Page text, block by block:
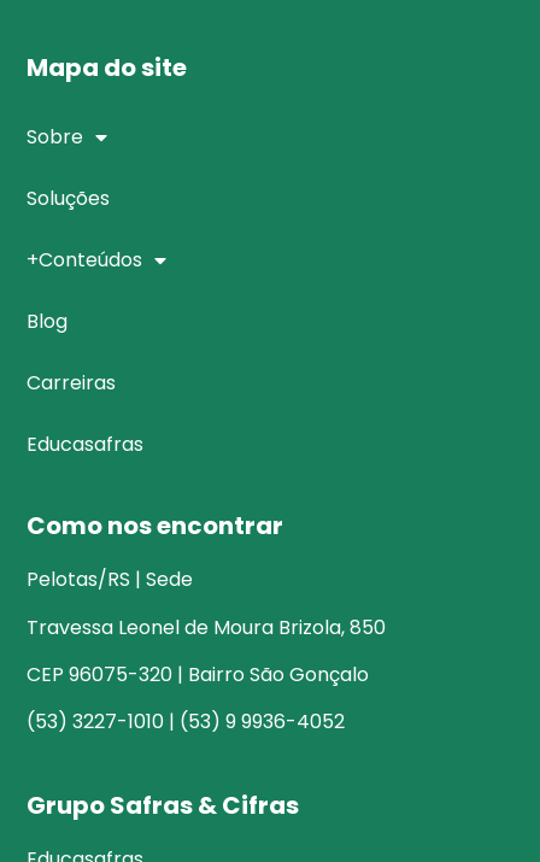
Mapa do site
Sobre
Soluções
+Conteúdos
Blog
Carreiras
Educasafras
Como nos encontrar
Pelotas/RS | Sede
Travessa Leonel de Moura Brizola, 850
CEP 96075-320 | Bairro São Gonçalo
(53) 3227-1010 | (53) 9 9936-4052
Grupo Safras & Cifras